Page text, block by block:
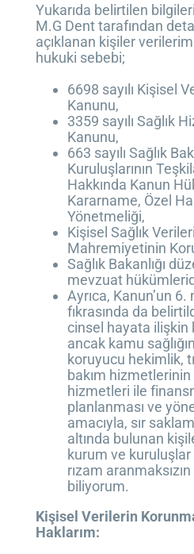
Yukarıda belirtilen
M.G Dent tarafından
açıklanan kişiler
hukuki sebebi;
6698 sayılı Kişisel
Kanunu,
3359 sayılı Sağlık
Kanunu,
663 sayılı Sağlık
Kuruluşlarının
Hakkında Kanun
Kararname, Özel
Yönetmeliği,
Kişisel Sağlık
Mahremiyetinin
Sağlık Bakanlığı
mevzuat
Ayrıca, Kanun’un
fıkrasında da
cinsel hayata ilişkin
ancak kamu
koruyucu hekimlik,
bakım
hizmetleri ile
planlanması ve
amacıyla, sır
altında bulunan
kurum ve kuruluşlar
rızam
biliyorum.
Kişisel Verilerin
Haklarım: